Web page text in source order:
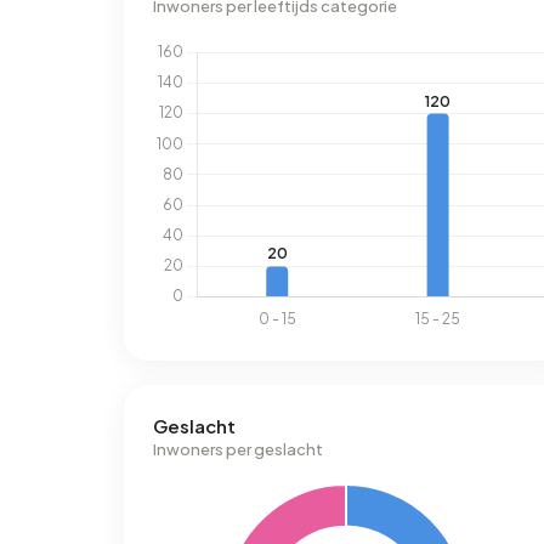
Inwoners per leeftijds categorie
Geslacht
Inwoners per geslacht